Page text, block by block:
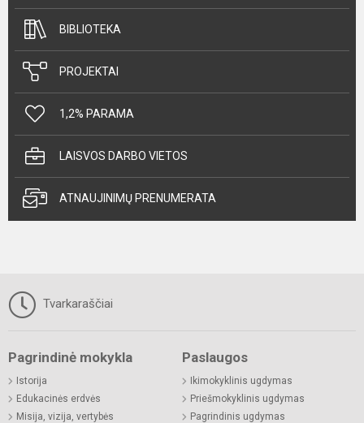
BIBLIOTEKA
PROJEKTAI
1,2% PARAMA
LAISVOS DARBO VIETOS
ATNAUJINIMŲ PRENUMERATA
Tvarkaraščiai
Pagrindinė mokykla
Istorija
Edukacinės erdvės
Misija, vizija, vertybės
Paslaugos
Ikimokyklinis ugdymas
Priešmokyklinis ugdymas
Pagrindinis ugdymas